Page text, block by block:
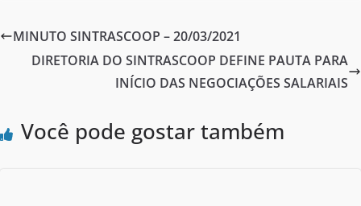
e
b
k
er e
MINUTO SINTRASCOOP – 20/03/2021
DIRETORIA DO SINTRASCOOP DEFINE PAUTA PARA
INÍCIO DAS NEGOCIAÇÕES SALARIAIS
Você pode gostar também